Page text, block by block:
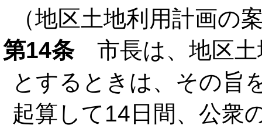
（地区土地利用計画の
第14条市長は、地区土
とするときは、その旨
起算して14日間、公衆